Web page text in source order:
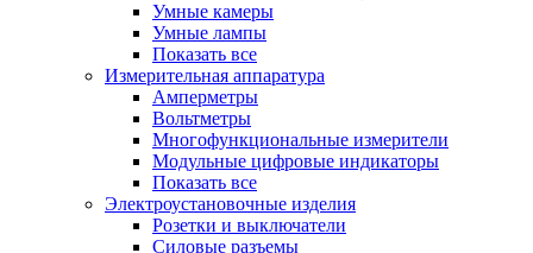
Умные камеры
Умные лампы
Показать все
Измерительная аппаратура
Амперметры
Вольтметры
Многофункциональные измерители
Модульные цифровые индикаторы
Показать все
Электроустановочные изделия
Розетки и выключатели
Силовые разъемы